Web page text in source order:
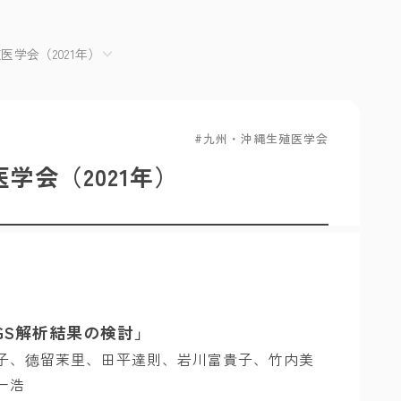
学会（2021年）
九州・沖縄生殖医学会
会（2021年）
解析結果の検討」
德留茉里、田平達則、岩川富貴子、竹内美
浩